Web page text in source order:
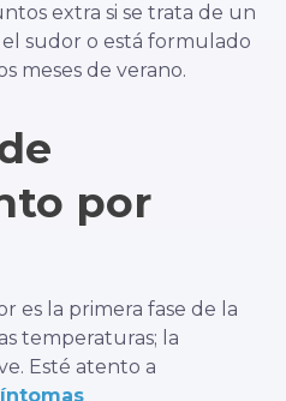
extra si se trata de un
sudor o está formulado
meses de verano.
por
es la primera fase de la
temperaturas; la
Esté atento a